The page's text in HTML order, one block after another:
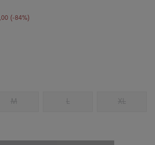
84
M L XL